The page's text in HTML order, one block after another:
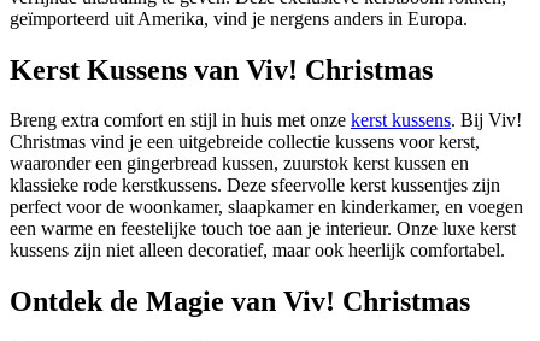
geïmporteerd uit Amerika, vind je nergens anders in Europa.
Kerst Kussens van Viv! Christmas
Breng extra comfort en stijl in huis met onze kerst kussens. Bij Viv!
Christmas vind je een uitgebreide collectie kussens voor kerst,
waaronder een gingerbread kussen, zuurstok kerst kussen en
klassieke rode kerstkussens. Deze sfeervolle kerst kussentjes zijn
perfect voor de woonkamer, slaapkamer en kinderkamer, en voegen
een warme en feestelijke touch toe aan je interieur. Onze luxe kerst
kussens zijn niet alleen decoratief, maar ook heerlijk comfortabel.
Ontdek de Magie van Viv! Christmas